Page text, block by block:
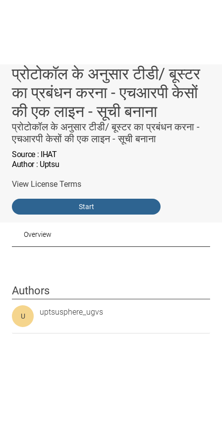
प्रोटोकॉल के अनुसार टीडी/ बूस्टर
का प्रबंधन करना - एचआरपी केसों
की एक लाइन - सूची बनाना
प्रोटोकॉल के अनुसार टीडी/ बूस्टर का प्रबंधन करना -
एचआरपी केसों की एक लाइन - सूची बनाना
Source : IHAT
Author: Uptsu
View License Terms
Start
Overview
Authors
U uptsusphere_ugvs